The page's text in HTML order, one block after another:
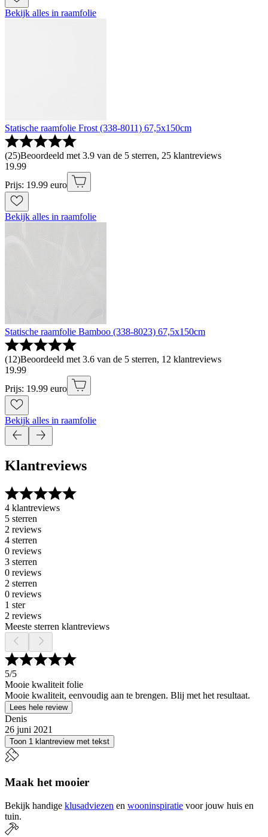
Bekijk alles in raamfolie
Statische raamfolie Frost (338-8011) 67,5x150cm
(25)Beoordeeld met 3.9 van de 5 sterren, 25 klantreviews
19.99
Prijs: 19.99 euro
Bekijk alles in raamfolie
Statische raamfolie Bamboo (338-8023) 67,5x150cm
(12)Beoordeeld met 3.6 van de 5 sterren, 12 klantreviews
19.99
Prijs: 19.99 euro
Bekijk alles in raamfolie
Klantreviews
4 klantreviews
5 sterren
2 reviews
4 sterren
0 reviews
3 sterren
0 reviews
2 sterren
0 reviews
1 ster
2 reviews
Meeste sterren klantreviews
5/5
Mooie kwaliteit folie
Mooie kwaliteit, eenvoudig aan te brengen. Blij met het resultaat.
Lees hele review
Denis
26 juni 2021
Toon 1 klantreview met tekst
Maak het mooier
Bekijk handige klusadviezen en wooninspiratie voor jouw huis en
tuin.